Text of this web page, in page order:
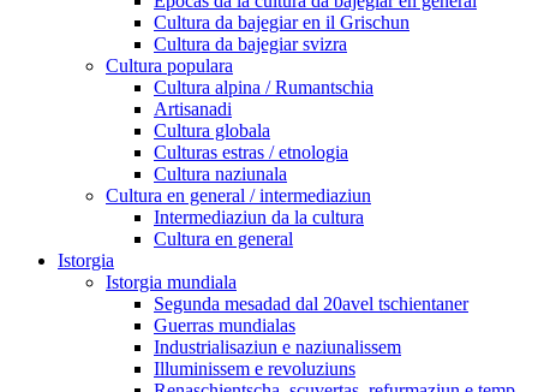
Cultura da bajegiar en il Grischun
Cultura da bajegiar svizra
Cultura populara
Cultura alpina / Rumantschia
Artisanadi
Cultura globala
Culturas estras / etnologia
Cultura naziunala
Cultura en general / intermediaziun
Intermediaziun da la cultura
Cultura en general
Istorgia
Istorgia mundiala
Segunda mesadad dal 20avel tschientaner
Guerras mundialas
Industrialisaziun e naziunalissem
Illuminissem e revoluziuns